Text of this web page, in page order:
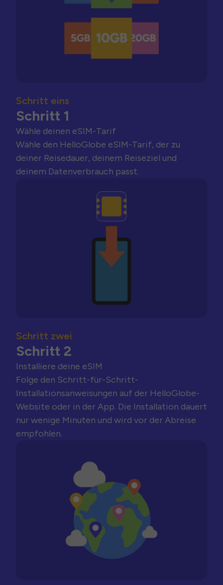
Schritt eins
Schritt 1
Wähle deinen eSIM-Tarif
Wähle den HelloGlobe eSIM-Tarif, der zu
deiner Reisedauer, deinem Reiseziel und
deinem Datenverbrauch passt.
Schritt zwei
Schritt 2
Installiere deine eSIM
Folge den Schritt-für-Schritt-
Installationsanweisungen auf der HelloGlobe-
Website oder in der App. Die Installation dauert
nur wenige Minuten und wird vor der Abreise
empfohlen.